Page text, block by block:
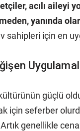
acılı aileyi
yanında
sahipleri için en
güçlü
için seferber
genellikle